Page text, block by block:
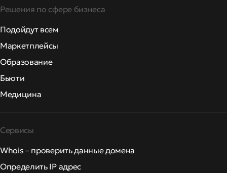
Решения по сфере бизнеса
Подойдут всем
Маркетплейсы
Образование
Бьюти
Медицина
Сервисы
Whois – проверить данные домена
Определить IP адрес